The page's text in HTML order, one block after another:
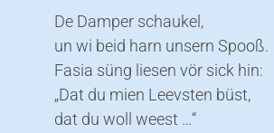
De Damper schaukel,
un wi beid harn unsern Spooß.
Fasia süng liesen vör sick hin:
„Dat du mien Leevsten büst,
dat du woll weest …“